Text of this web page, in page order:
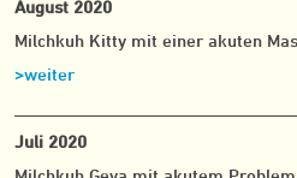
August 2020
Milchkuh Kitty mit einer akuten
>weiter
Juli 2020